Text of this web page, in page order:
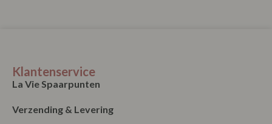
Klantenservice
La Vie Spaarpunten
Verzending & Levering